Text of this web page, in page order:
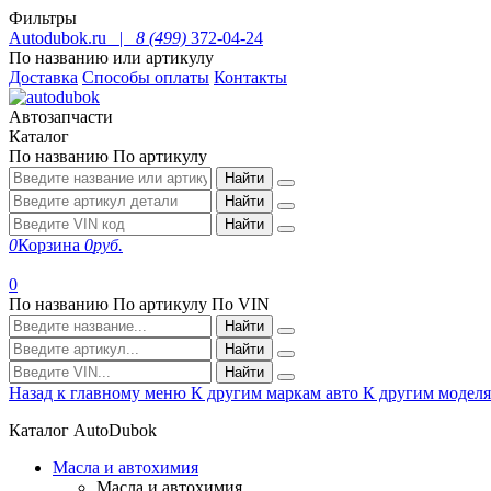
Фильтры
Autodubok.ru |
8 (499) 372-04-24
По названию или артикулу
Доставка Способы оплаты Контакты
Автозапчасти
Каталог
По названию По артикулу
Найти
Найти
Найти
0Корзина 0руб.
0
По названию По артикулу По VIN
Найти
Найти
Найти
Назад к главному меню К другим маркам авто К другим
Каталог AutoDubok
Масла и автохимия
Масла и автохимия